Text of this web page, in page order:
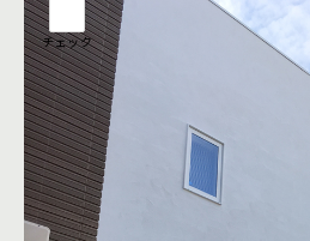
チェック